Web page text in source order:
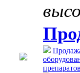
препаратов